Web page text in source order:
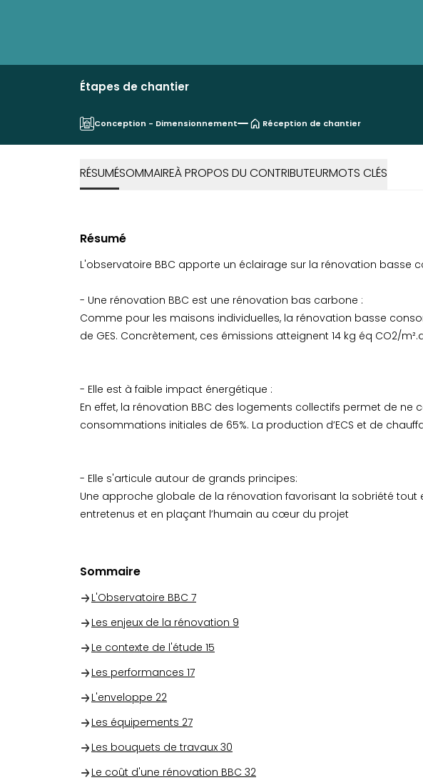
Étapes de chantier
Conception - Dimensionnement Réception de chantier
RÉSUMÉSOMMAIREÀ PROPOS DU CONTRIBUTEURMOTS CLÉS
Résumé
L'observatoire BBC apporte un éclairage sur la rénovation
- Une rénovation BBC est une rénovation bas carbone :
Comme pour les maisons individuelles, la rénovation basse
de GES. Concrètement, ces émissions atteignent 14 kg éq CO2/
- Elle est à faible impact énergétique :
En effet, la rénovation BBC des logements collectifs permet de
consommations initiales de 65%. La production d’ECS et de
- Elle s'articule autour de grands principes:
Une approche globale de la rénovation favorisant la sobriété
entretenus et en plaçant l’humain au cœur du projet
Sommaire
L'Observatoire BBC 7
Les enjeux de la rénovation 9
Le contexte de l'étude 15
Les performances 17
L'enveloppe 22
Les équipements 27
Les bouquets de travaux 30
Le coût d'une rénovation BBC 32